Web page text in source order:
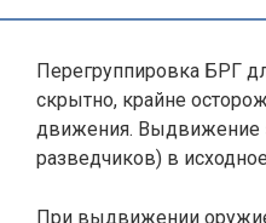
Перегруппировка БРГ
скрытно, крайне
движения. Выдвижение
разведчиков) в
При выдвижении оружие